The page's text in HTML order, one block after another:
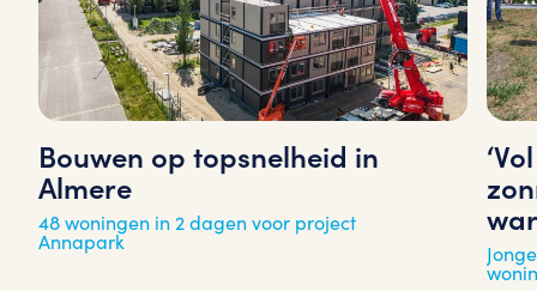
Bouwen op topsnelheid in
Almere
48 woningen in 2 dagen voor project
Annapark